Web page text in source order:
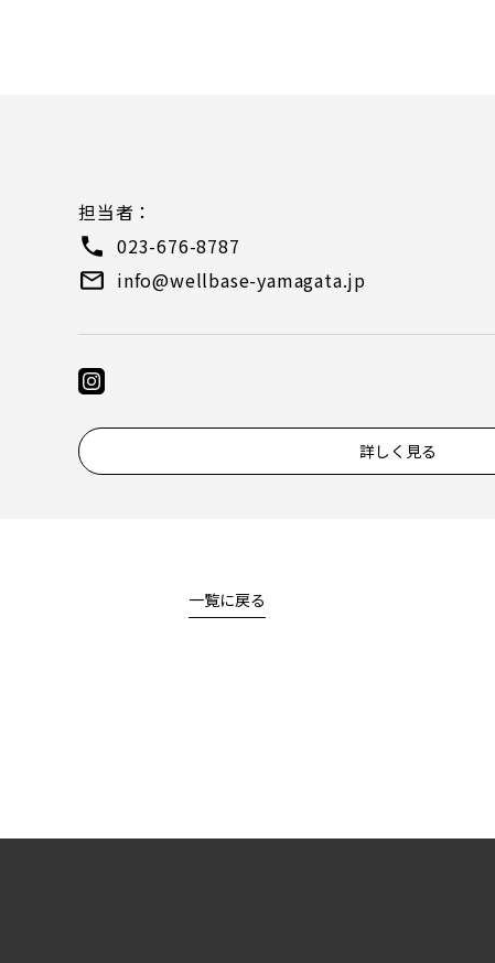
担当者：
023-676-8787
info@wellbase-yamagata.jp
詳しく見る
一覧に戻る